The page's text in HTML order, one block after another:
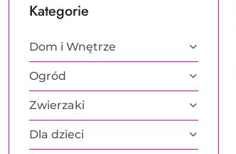
Kategorie
Dom i Wnętrze
Ogród
Zwierzaki
Dla dzieci